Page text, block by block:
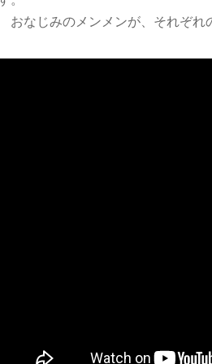
おなじみのメンメンが、それぞれ